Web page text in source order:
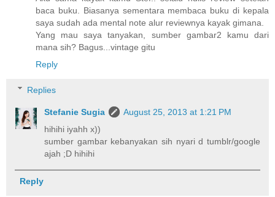
baca buku. Biasanya sementara membaca buku di kepala
saya sudah ada mental note alur reviewnya kayak gimana.
Yang mau saya tanyakan, sumber gambar2 kamu dari
mana sih? Bagus...vintage gitu
Reply
Replies
Stefanie Sugia
August 25, 2013 at 1:21 PM
hihihi iyahh x))
sumber gambar kebanyakan sih nyari d tumblr/google
ajah ;D hihihi
Reply